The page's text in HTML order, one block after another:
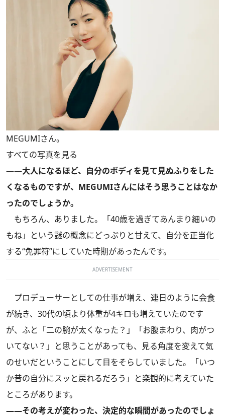
MEGUMIさん。
すべての写真を見る
――大人になるほど、自分のボディを見て見ぬふりをした
くなるものですが、MEGUMIさんにはそう思うことはなか
ったのでしょうか。
もちろん、ありました。「40歳を過ぎてあんまり細いの
もね」という謎の概念にどっぷりと甘えて、自分を正当化
する“免罪符”にしていた時期があったんです。
ADVERTISEMENT
プロデューサーとしての仕事が増え、連日のように会食
が続き、30代の頃より体重が4キロも増えていたのです
が、ふと「二の腕が太くなった？」「お腹まわり、肉がつ
いてない？」と思うことがあっても、見る角度を変えて気
のせいだということにして目をそらしていました。「いつ
か昔の自分にスッと戻れるだろう」と楽観的に考えていた
ところがあります。
――その考えが変わった、決定的な瞬間があったのでしょ